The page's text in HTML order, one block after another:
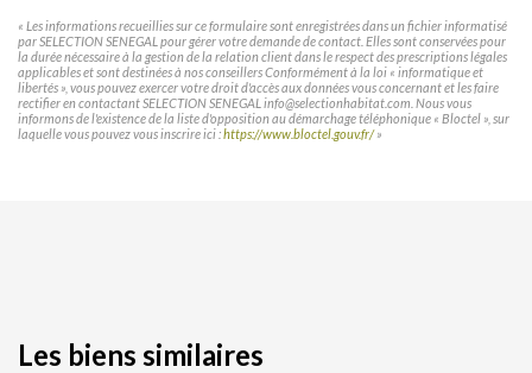
« Les informations recueillies sur ce formulaire sont enregistrées dans un fichier informatisé
par SELECTION SENEGAL pour gérer votre demande de contact. Elles sont conservées pour
la durée nécessaire à la gestion de la relation client dans le respect des prescriptions légales
applicables et sont destinées à nos conseillers Conformément à la loi « informatique et
libertés », vous pouvez exercer votre droit d'accès aux données vous concernant et les faire
rectifier en contactant SELECTION SENEGAL info@selectionhabitat.com. Nous vous
informons de l'existence de la liste d'opposition au démarchage téléphonique « Bloctel », sur
laquelle vous pouvez vous inscrire ici :https://www.bloctel.gouv.fr/»
Les biens similaires